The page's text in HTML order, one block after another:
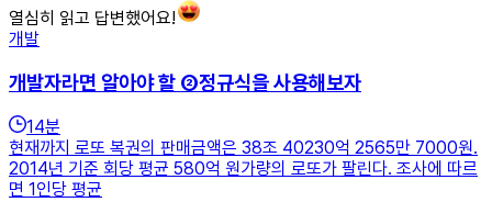
열심히 읽고 답변했어요!
개발
개발자라면 알아야 할 ②정규식을 사용해보자
14분
현재까지 로또 복권의 판매금액은 38조 40230억 2565만 7000원.
2014년 기준 회당 평균 580억 원가량의 로또가 팔린다. 조사에 따르
면 1인당 평균